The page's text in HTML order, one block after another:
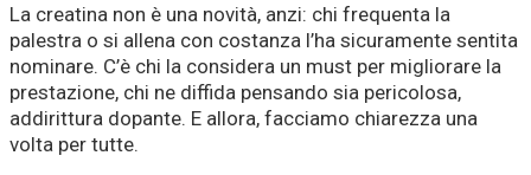
La creatina non è una novità, anzi: chi frequenta la
palestra o si allena con costanza l’ha sicuramente sentita
nominare. C’è chi la considera un must per migliorare la
prestazione, chi ne diffida pensando sia pericolosa,
addirittura dopante. E allora, facciamo chiarezza una
volta per tutte.